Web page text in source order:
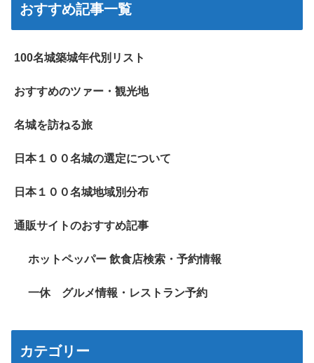
おすすめ記事一覧
100名城築城年代別リスト
おすすめのツァー・観光地
名城を訪ねる旅
日本１００名城の選定について
日本１００名城地域別分布
通販サイトのおすすめ記事
ホットペッパー 飲食店検索・予約情報
一休 グルメ情報・レストラン予約
カテゴリー